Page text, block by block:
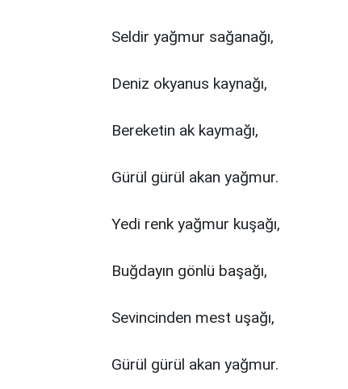
Seldir yağmur sağanağı,
Deniz okyanus kaynağı,
Bereketin ak kaymağı,
Gürül gürül akan yağmur.
Yedi renk yağmur kuşağı,
Buğdayın gönlü başağı,
Sevincinden mest uşağı,
Gürül gürül akan yağmur.